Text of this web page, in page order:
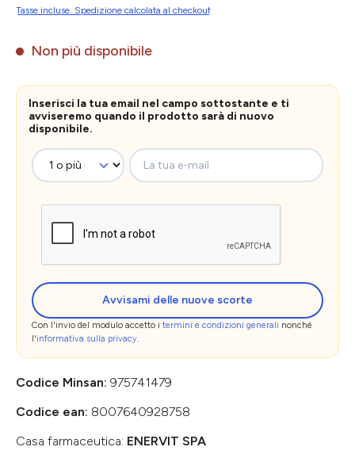
Tasse incluse. Spedizione calcolata al checkout
Non più disponibile
Inserisci la tua email nel campo sottostante e ti
avviseremo quando il prodotto sarà di nuovo
disponibile.
La tua e-mail
Avvisami delle nuove scorte
Con l'invio del modulo accetto i termini e condizioni generali nonché
l'informativa sulla privacy.
Codice Minsan: 975741479
Codice ean: 8007640928758
Casa farmaceutica: ENERVIT SPA